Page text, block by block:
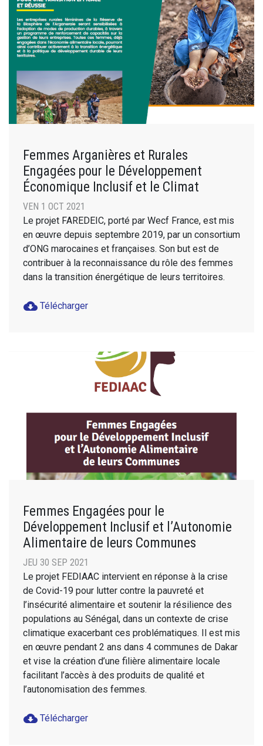
Femmes Arganières et Rurales
Engagées pour le Développement
Économique Inclusif et le Climat
VEN 1 OCT 2021
Le projet FAREDEIC, porté par Wecf France, est mis
en œuvre depuis septembre 2019, par un consortium
d’ONG marocaines et françaises. Son but est de
contribuer à la reconnaissance du rôle des femmes
dans la transition énergétique de leurs territoires.
cloud_download Télécharger
Femmes Engagées pour le
Développement Inclusif et l’Autonomie
Alimentaire de leurs Communes
JEU 30 SEP 2021
Le projet FEDIAAC intervient en réponse à la crise
de Covid-19 pour lutter contre la pauvreté et
l’insécurité alimentaire et soutenir la résilience des
populations au Sénégal, dans un contexte de crise
climatique exacerbant ces problématiques. Il est mis
en œuvre pendant 2 ans dans 4 communes de Dakar
et vise la création d’une filière alimentaire locale
facilitant l’accès à des produits de qualité et
l’autonomisation des femmes.
cloud_download Télécharger